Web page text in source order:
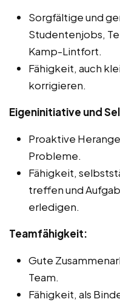
Sorgfältige und
Studentenjobs,
Kamp-Lintfort.
Fähigkeit, auch
korrigieren.
Eigeninitiative und
Proaktive
Probleme.
Fähigkeit,
treffen und
erledigen.
Teamfähigkeit:
Gute
Team.
Fähigkeit, als